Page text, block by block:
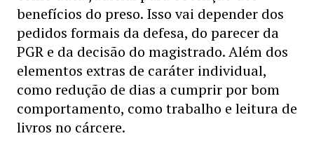
benefícios do preso. Isso vai depender dos
pedidos formais da defesa, do parecer da
PGR e da decisão do magistrado. Além dos
elementos extras de caráter individual,
como redução de dias a cumprir por bom
comportamento, como trabalho e leitura de
livros no cárcere.